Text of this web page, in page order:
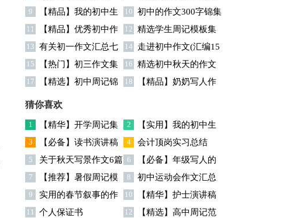
合5篇
9
【精品】我的初中生
活作文锦集十篇
10 初中的作文300字锦集
六篇
11
【精品】优秀初中作
文集合九篇
12 精选学生周记模板集
合四篇
13 有关初一作文汇总七
篇
14
走进初中作文(汇编15
篇)
15
【热门】初三作文集
合8篇
16 精选初中秋天的作文
六篇
17
【精选】初中周记锦
集十篇
18
【精品】奶奶写人作
猜你喜欢
1
【精华】开学周记集
合七篇
2
【实用】我的初中生
活作文锦集八篇
3
【必备】读书演讲稿
汇总9篇
4 会计顶岗实习总结
5 关于秋天写景作文6篇 6
【必备】年级写人的
作文300字汇总六篇
7
【推荐】暑假周记模
板锦集八篇
8
初中运动会作文汇总
十篇
9
实用的春节叙事的作
文汇总6篇
10
【精华】护士演讲稿
七篇
11 个人保证书 12
【精选】高中周记范